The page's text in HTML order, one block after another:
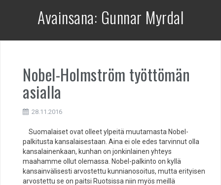
Avainsana: Gunnar Myrdal
Nobel-Holmström työttömän
asialla
28.11.2016
Suomalaiset ovat olleet ylpeitä muutamasta Nobel-
palkitusta kansalaisestaan. Aina ei ole edes tarvinnut olla
kansalainenkaan, kunhan on jonkinlainen yhteys
maahamme ollut olemassa. Nobel-palkinto on kyllä
kansainvälisesti arvostettu kunnianosoitus, mutta erityisen
arvostettu se on paitsi Ruotsissa niin myös meillä